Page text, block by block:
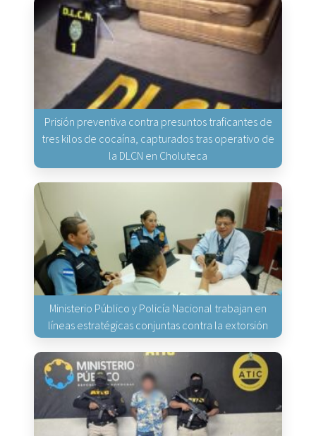
Prisión preventiva contra presuntos traficantes de
tres kilos de cocaína, capturados tras operativo de
la DLCN en Choluteca
Ministerio Público y Policía Nacional trabajan en
líneas estratégicas conjuntas contra la extorsión